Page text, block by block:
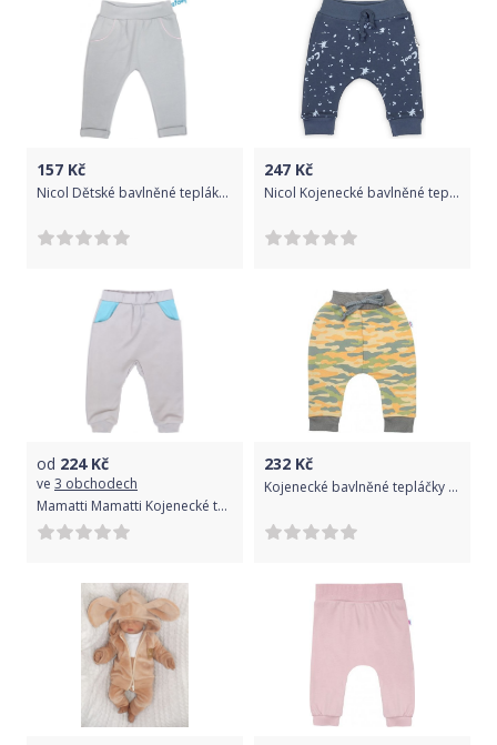
157 Kč
Nicol Dětské bavlněné tepláky Nicol, Baletka - šedé, vel. 86 86 (12-18m)
247 Kč
Nicol Kojenecké bavlněné tepláčky Max dark 100% bavlna 68 (4-6m)
od 224Kč
ve 3 obchodech
Mamatti Mamatti Kojenecké tepláčky s kapsami, Liška - šedé, vel. 92
232 Kč
Kojenecké bavlněné tepláčky New Baby With Love hořčicové, Žlutá, 68 (4-6m)